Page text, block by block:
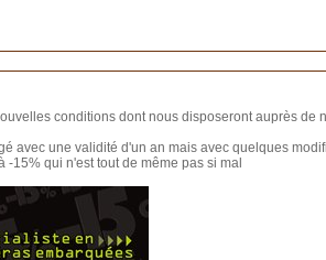
conditions dont nous disposeront auprès de
avec une validité d'un an mais avec quelques
15% qui n'est tout de même pas si mal